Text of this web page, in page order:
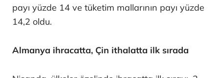
payı yüzde 14 ve tüketim mallarının payı yüzde
14,2 oldu.
Almanya ihracatta, Çin ithalatta ilk sırada